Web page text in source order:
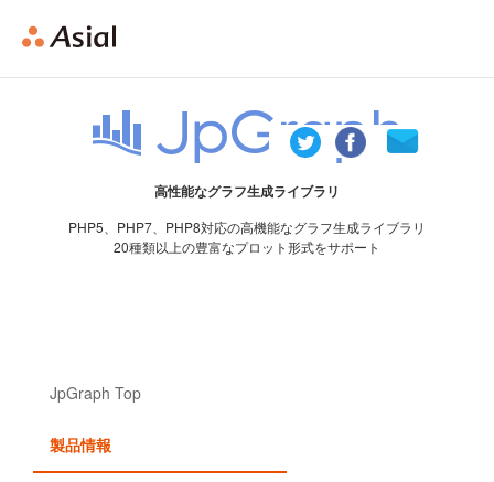
高性能なグラフ生成ライブラリ
PHP5、PHP7、PHP8対応の高機能なグラフ生成ライブラリ
20種類以上の豊富なプロット形式をサポート
JpGraph Top
製品情報